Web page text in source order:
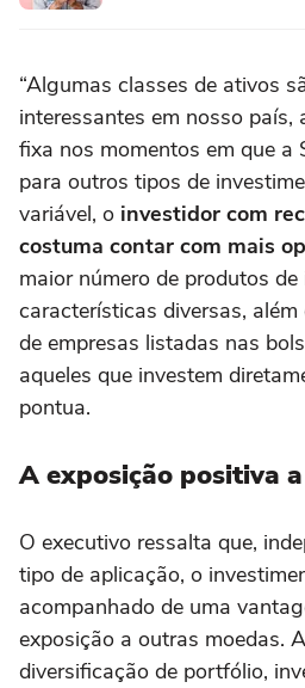
“Algumas classes de ativos
interessantes em nosso país,
fixa nos momentos em que a
para outros tipos de
variável, o investidor com
costuma contar com mais
maior número de produtos
características diversas,
de empresas listadas nas
aqueles que investem
pontua.
A exposição positiva
O executivo ressalta que,
tipo de aplicação, o
acompanhado de uma
exposição a outras moedas.
diversificação de portfólio,